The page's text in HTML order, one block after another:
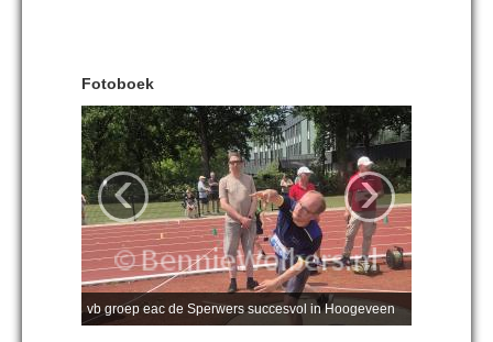
Fotoboek
vb groep eac de Sperwers succesvol in Hoogeveen
‹ ›